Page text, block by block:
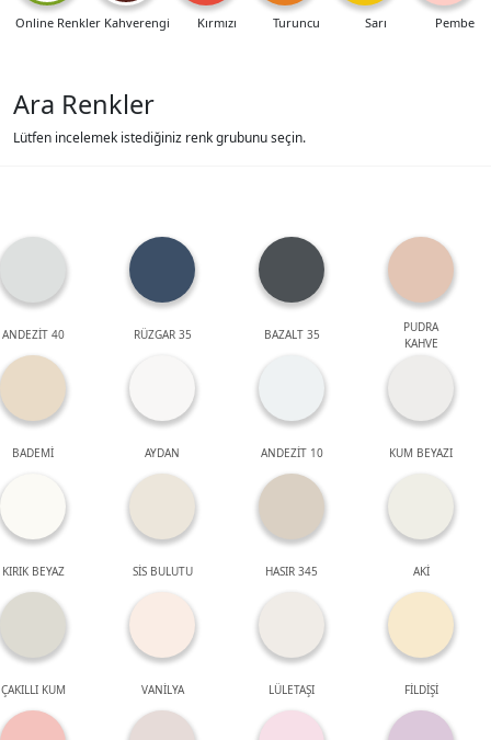
Online Renkler Kahverengi Kırmızı Turuncu Sarı Pembe
Ara Renkler
Lütfen incelemek istediğiniz renk grubunu seçin.
ANDEZİT 40 RÜZGAR 35 BAZALT 35
PUDRA
KAHVE
BADEMİ AYDAN ANDEZİT 10 KUM BEYAZI
KIRIK BEYAZ SİS BULUTU HASIR 345 AKİ
ÇAKILLI KUM VANİLYA LÜLETAŞI FİLDİŞİ